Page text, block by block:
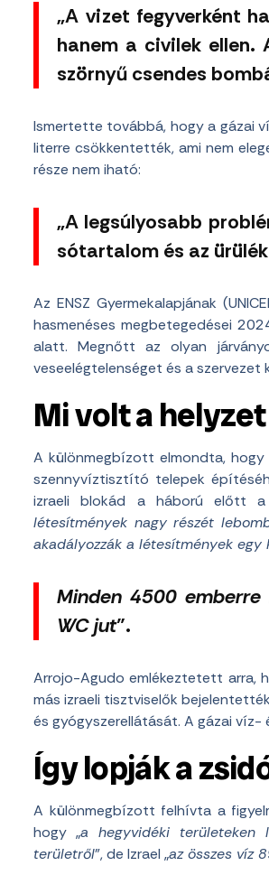
„A vizet fegyverként
hanem a civilek ellen.
szörnyű csendes
Ismertette továbbá, hogy a gázai
literre csökkentették, ami nem
része nem iható:
„A legsúlyosabb
sótartalom és az
Az ENSZ Gyermekalapjának
hasmenéses megbetegedései
alatt. Megnőtt az olyan
veseelégtelenséget és a szervezet
Mi volt a
A különmegbízott elmondta,
szennyvíztisztító telepek
izraeli blokád a háború előtt a
létesítmények nagy részét
akadályozzák a létesítmények egy
Minden 4500 emberre
WC jut”.
Arrojo-Agudo emlékeztetett arra,
más izraeli tisztviselők
és gyógyszerellátását. A gázai víz-
Így lopják a
A különmegbízott felhívta a
hogy „a hegyvidéki területeken
területről”, de Izrael „az összes víz